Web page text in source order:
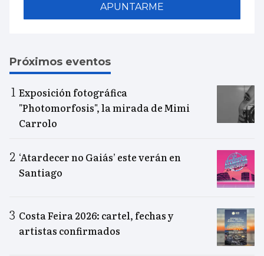
APUNTARME
Próximos eventos
Exposición fotográfica
"Photomorfosis", la mirada de Mimi
Carrolo
‘Atardecer no Gaiás’ este verán en
Santiago
Costa Feira 2026: cartel, fechas y
artistas confirmados